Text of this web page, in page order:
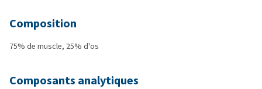
Composition
75% de muscle, 25% d'os
Composants analytiques